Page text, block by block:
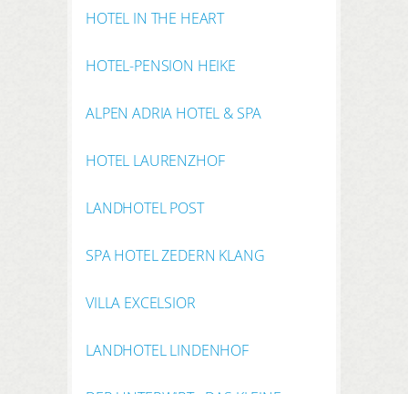
HOTEL IN THE HEART
HOTEL-PENSION HEIKE
ALPEN ADRIA HOTEL & SPA
HOTEL LAURENZHOF
LANDHOTEL POST
SPA HOTEL ZEDERN KLANG
VILLA EXCELSIOR
LANDHOTEL LINDENHOF